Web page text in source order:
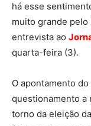
há esse
muito grande pelo
entrevista ao
quarta-feira (3).
O apontamento
questionamento a
torno da eleição